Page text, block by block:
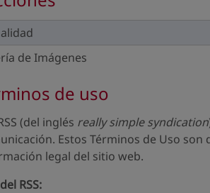
de Imágenes
de uso
(del inglés really simple syndication
Estos Términos de Uso
legal del sitio web.
RSS: